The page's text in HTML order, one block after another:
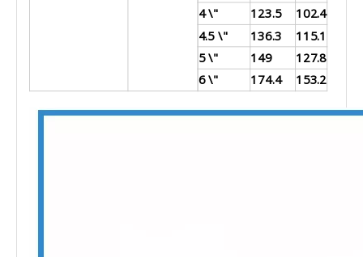
4 \"
123.5
102.4
4.5 \"
136.3
115.1
5 \"
149
127.8
6 \"
174.4 153.2